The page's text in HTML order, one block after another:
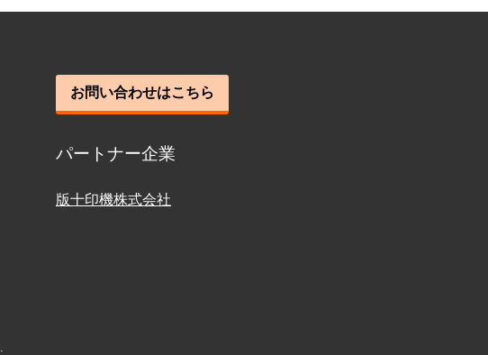
お問い合わせはこちら
パートナー企業
版十印機株式会社